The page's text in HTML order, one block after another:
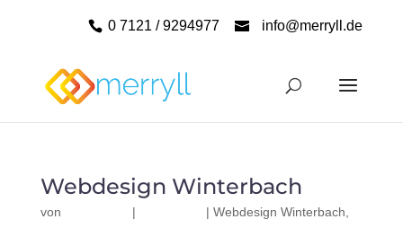
0 7121 / 9294977 info@merryll.de
Webdesign Winterbach
von | | Webdesign Winterbach